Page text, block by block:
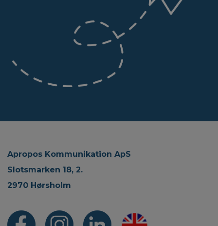
Apropos Kommunikation ApS
Slotsmarken 18, 2.
2970 Hørsholm